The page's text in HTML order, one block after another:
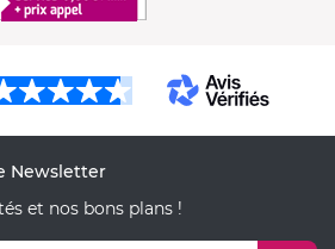
Newsletter
et nos bons plans !